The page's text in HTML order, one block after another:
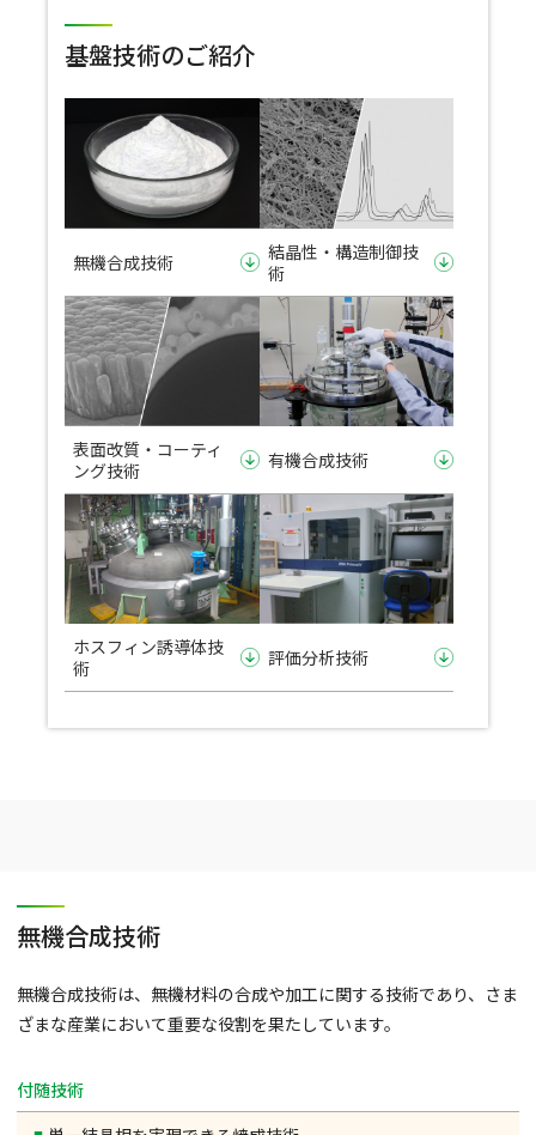
基盤技術のご紹介
無機合成技術
結晶性・構造制御技
術
表面改質・コーティ
ング技術
有機合成技術
ホスフィン誘導体技
術
評価分析技術
無機合成技術
無機合成技術は、無機材料の合成や加工に関する技術であり、さま
ざまな産業において重要な役割を果たしています。
付随技術